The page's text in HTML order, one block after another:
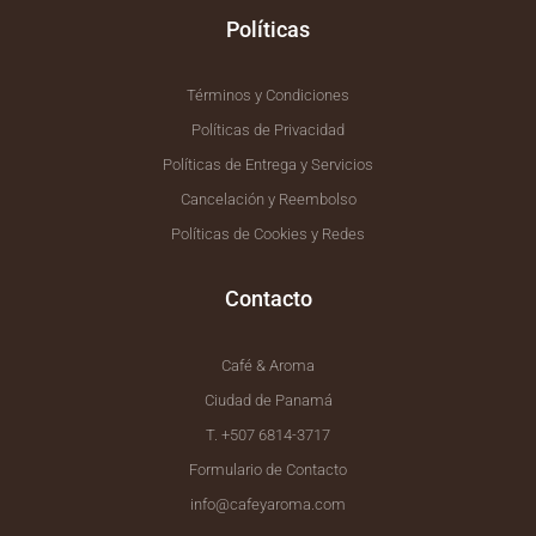
Políticas
Términos y Condiciones
Políticas de Privacidad
Políticas de Entrega y Servicios
Cancelación y Reembolso
Políticas de Cookies y Redes
Contacto
Café & Aroma
Ciudad de Panamá
T. +507 6814-3717
Formulario de Contacto
info@cafeyaroma.com